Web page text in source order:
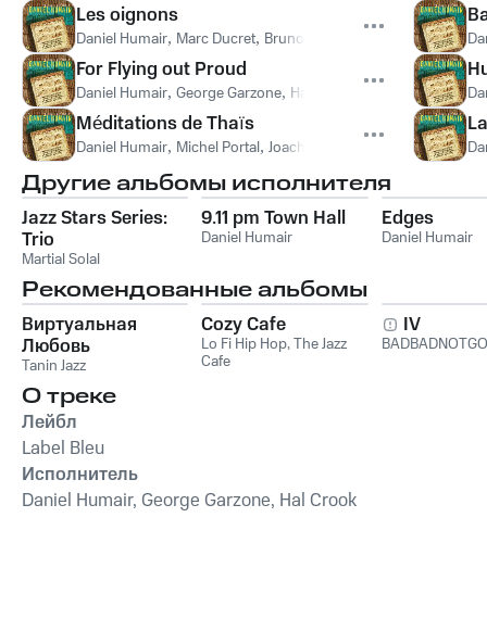
Les oignons
Daniel Humair, Marc Ducret, Bruno Chevillon
For Flying out Proud
Daniel Humair, George Garzone, Hal Crook
Méditations de Thaïs
Daniel Humair, Michel Portal, Joachim Kühn Жюль Массне
Другие альбомы исполнителя
Jazz Stars Series:
Trio
Martial Solal
9.11 pm Town Hall
Daniel Humair
Edges
Daniel Humair
Рекомендованные альбомы
Виртуальная
Любовь
Tanin Jazz
Cozy Cafe
Lo Fi Hip Hop,The Jazz
Cafe
IV
О треке
Лейбл
Label Bleu
Исполнитель
Daniel Humair, George Garzone, Hal Crook